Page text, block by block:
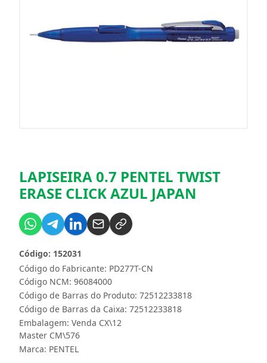
LAPISEIRA 0.7 PENTEL TWIST
ERASE CLICK AZUL JAPAN
Código do Fabricante: PD277T-CN
Código: 152031
Código NCM: 96084000
Código de Barras do Produto: 72512233818
Código de Barras da Caixa: 72512233818
Embalagem: Venda CX\12
Master CM\576
Marca: PENTEL